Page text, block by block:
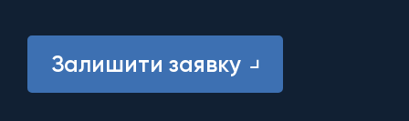
Залишити заявку